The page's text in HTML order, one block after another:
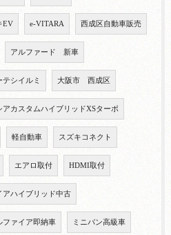
EV e-VITARA 西成区自動車販売
アルファード 新車
テシイルミ 大阪市 西成区
アカスタムハイブリッドXSターボ
軽自動車 スズキコネクト
エアロ取付 HDMI取付
アハイブリッド中古
ファイア即納車 ミニバン高級車